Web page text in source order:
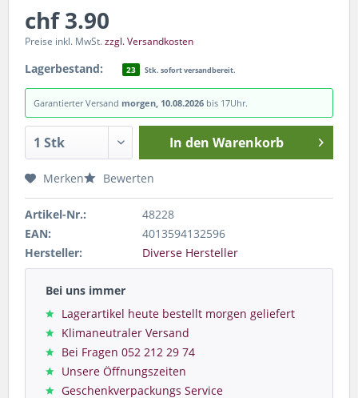
chf 3.90
Preise inkl. MwSt.zzgl. Versandkosten
Lagerbestand: 23 Stk. sofort versandbereit.
Garantierter Versand morgen, 10.08.2026 bis 17Uhr.
In den Warenkorb
Merken Bewerten
Artikel-Nr.:
48228
EAN:
4013594132596
Hersteller:
Diverse Hersteller
Bei uns immer
Lagerartikel heute bestellt morgen geliefert
Klimaneutraler Versand
Bei Fragen 052 212 29 74
Unsere Öffnungszeiten
Geschenkverpackungs Service